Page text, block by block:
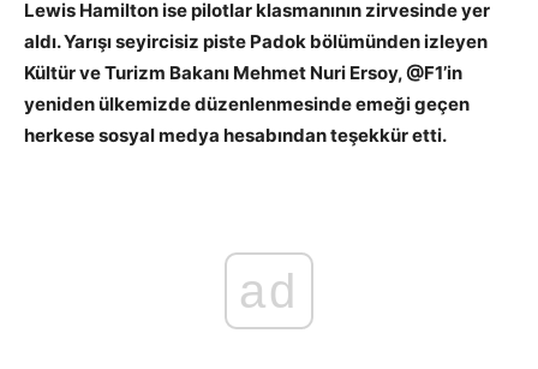
Lewis Hamilton ise pilotlar klasmanının zirvesinde yer
aldı. Yarışı seyircisiz piste Padok bölümünden izleyen
Kültür ve Turizm Bakanı Mehmet Nuri Ersoy, @F1’in
yeniden ülkemizde düzenlenmesinde emeği geçen
herkese sosyal medya hesabından teşekkür etti.
ad